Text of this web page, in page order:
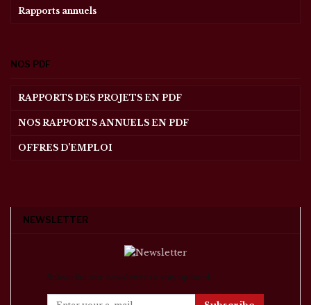
Rapports annuels
NOS PDF
RAPPORTS DES PROJETS EN PDF
NOS RAPPORTS ANNUELS EN PDF
OFFRES D’EMPLOI
NEWSLETTER
Subscribe our newsletter to stay updated.